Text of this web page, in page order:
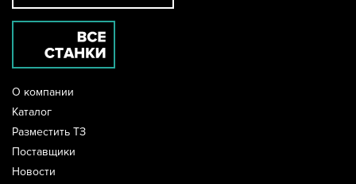
О компании
Каталог
Разместить ТЗ
Поставщики
Новости